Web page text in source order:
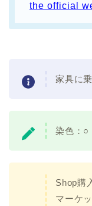
the official
家具に
染色：○
Shop購
マーケ